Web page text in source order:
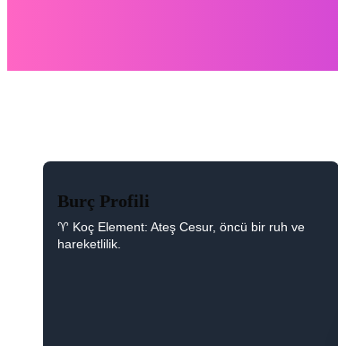
Burç Profili
♈ Koç Element: Ateş Cesur, öncü bir ruh ve
hareketlilik.